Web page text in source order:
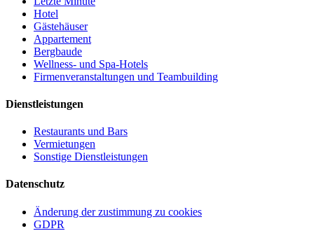
Hotel
Gästehäuser
Appartement
Bergbaude
Wellness- und Spa-Hotels
Firmenveranstaltungen und Teambuilding
Dienstleistungen
Restaurants und Bars
Vermietungen
Sonstige Dienstleistungen
Datenschutz
Änderung der zustimmung zu cookies
GDPR